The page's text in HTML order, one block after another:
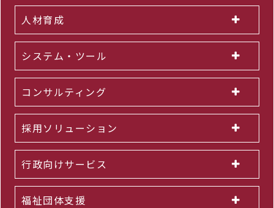
人材育成
システム・ツール
コンサルティング
採用ソリューション
行政向けサービス
福祉団体支援